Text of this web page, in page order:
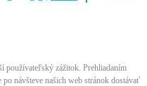
používateľský zážitok. Prehliadaním
návšteve našich web stránok dostávať